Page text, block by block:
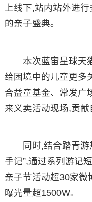
上线下,站内站外进
的亲子盛典。
本次蓝宙星球天猫
给困境中的儿童更多
合益童基金、常发广
来义卖活动现场,贡献
同时,结合踏青游
手记”,通过系列游记
亲子节活动超30家微
曝光量超1500W。